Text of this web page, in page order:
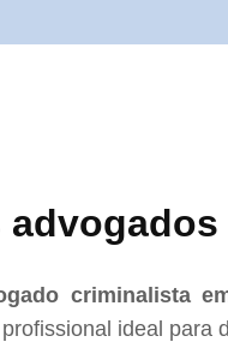
criminalista
ideal para